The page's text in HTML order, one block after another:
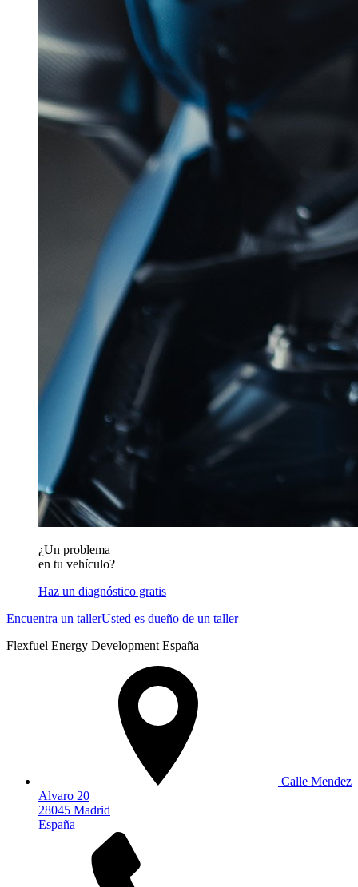
¿Un problema
en tu vehículo?
Haz un diagnóstico gratis
Encuentra un tallerUsted es dueño de un taller
Flexfuel Energy Development España
Calle Mendez
Alvaro 20
28045 Madrid
España